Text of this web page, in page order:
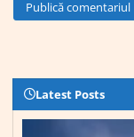
Latest Posts